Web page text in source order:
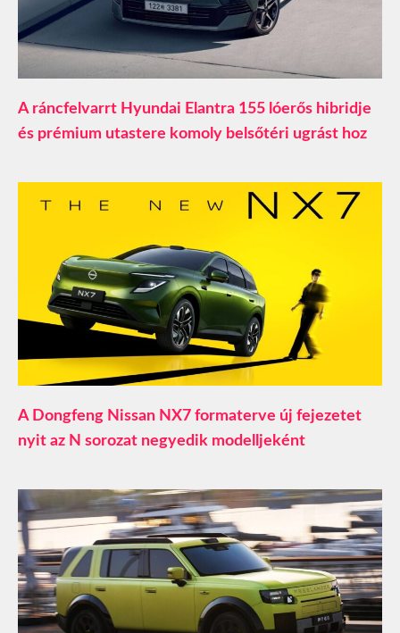
A ráncfelvarrt Hyundai Elantra 155 lóerős hibridje
és prémium utastere komoly belsőtéri ugrást hoz
A Dongfeng Nissan NX7 formaterve új fejezetet
nyit az N sorozat negyedik modelljeként